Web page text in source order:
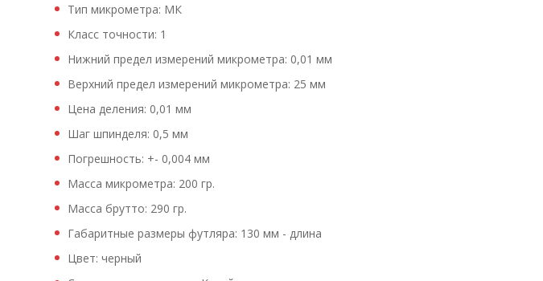
Тип микрометра: МК
Класс точности: 1
Нижний предел измерений микрометра: 0,01 мм
Верхний предел измерений микрометра: 25 мм
Цена деления: 0,01 мм
Шаг шпинделя: 0,5 мм
Погрешность: +- 0,004 мм
Масса микрометра: 200 гр.
Масса брутто: 290 гр.
Габаритные размеры футляра: 130 мм - длина
Цвет: черный